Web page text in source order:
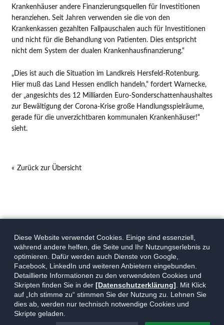
Krankenhäuser andere Finanzierungsquellen für Investitionen
heranziehen. Seit Jahren verwenden sie die von den
Krankenkassen gezahlten Fallpauschalen auch für Investitionen
und nicht für die Behandlung von Patienten. Dies entspricht
nicht dem System der dualen Krankenhausfinanzierung.“
„Dies ist auch die Situation im Landkreis Hersfeld-Rotenburg.
Hier muß das Land Hessen endlich handeln,“ fordert Warnecke,
der „angesichts des 12 Milliarden Euro-Sonderschattenhaushaltes
zur Bewältigung der Corona-Krise große Handlungsspielräume,
gerade für die unverzichtbaren kommunalen Krankenhäuser!“
sieht.
Zurück zur Übersicht
Diese Website verwendet Cookies. Einige sind essenziell,
während andere helfen, die Seite und Ihr Nutzungserlebnis zu
optimieren. Dafür werden auch Dienste von Google,
Facebook, LinkedIn und weiteren Anbietern eingebunden.
Detaillierte Informationen zu den verwendeten Cookies und
Skripten finden Sie in der [Datenschutzerklärung] . Mit Klick
auf „Ich stimme zu“ stimmen Sie der Nutzung zu. Lehnen Sie
dies ab, werden nur technisch notwendige Cookies und
Skripte geladen.